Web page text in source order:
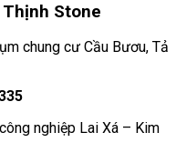
Thịnh Stone
chung cư Cầu Bươu, Tả
nghiệp Lai Xá – Kim